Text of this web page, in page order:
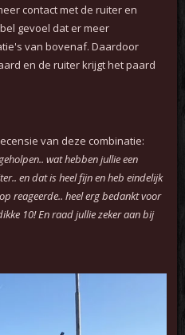
contact met de ruiter en
gevoel dat er meer
van bovenaf. Daardoor
en de ruiter krijgt het paard
van deze combinatie:
wat hebben jullie een
en dat is heel fijn en heb eindelijk
reageerde.. heel erg bedankt voor
10! En raad jullie zeker aan bij